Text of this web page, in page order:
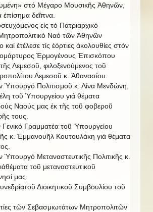
στό Μέγαρο Μουσικῆς Ἀθηνῶν,
δεῖπνα.
εἰς τό Πατριαρχικό
Ναό τῶν Ἀθηνῶν
ἐτέλεσε τίς ἑόρτιες ἀκολουθίες στόν
Ἐρμογένους Ἐπισκόπου
Λεμεσοῦ, φιλοξενούμενος τοῦ
Λεμεσοῦ κ. Ἀθανασίου.
Ὑπουργό Πολιτισμοῦ κ. Λίνα Μενδὠνη,
τοῦ Ὑπουργείου γιά θέματα
Ναούς μας ἐκ τῆς τοῦ φοβεροῦ
τους.
Γραμματέα τοῦ Ὑπουργείου
κ. Ἐμμανουῆλ Κουτουλάκη γιά θέματα
Ὑπουργό Μεταναστευτικῆς Πολιτικῆς κ.
τοῦ μεταναστευτικοῦ
μας.
Διοικητικοῦ Συμβουλίου τοῦ
τῶν Σεβασμιωτάτων Μητροπολιτῶν